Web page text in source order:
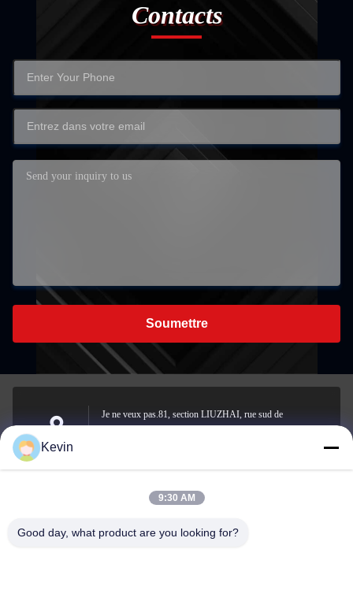
Contacts
Soumettre
Adresse
Je ne veux pas.81, section LIUZHAI, rue sud de
Email
sale2@zhejiangyuhao.com
Kevin
9:30 AM
Good day, what product are you looking for?